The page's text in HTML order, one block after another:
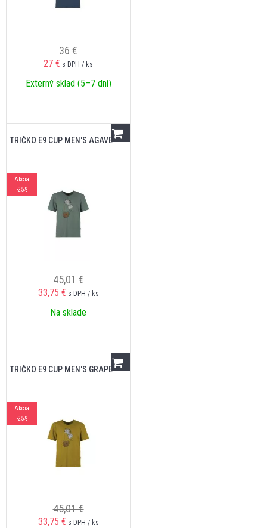
36 €
27 € s DPH / ks
Externý sklad (5–7 dní)
TRIČKO E9 CUP MEN'S AGAVE
Akcia
-25%
45,01 €
33,75 € s DPH / ks
Na sklade
TRIČKO E9 CUP MEN'S GRAPE
Akcia
-25%
45,01 €
33,75 € s DPH / ks